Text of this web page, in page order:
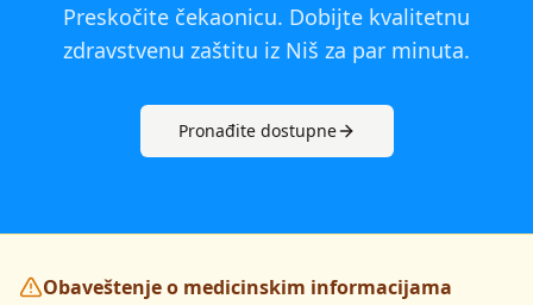
Preskočite čekaonicu. Dobijte kvalitetnu
zdravstvenu zaštitu iz Niš za par minuta.
Pronađite dostupne
Obaveštenje o medicinskim informacijama